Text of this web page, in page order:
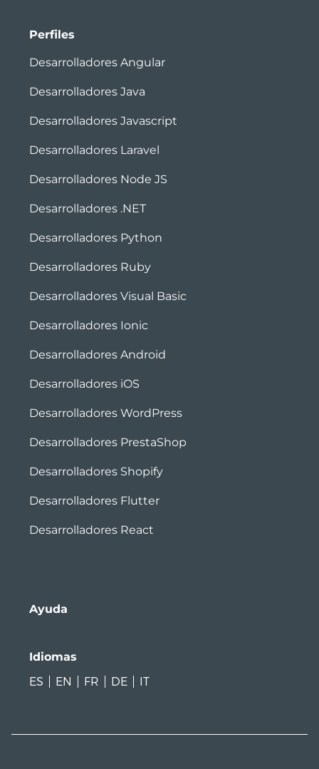
Perfiles
Desarrolladores Angular
Desarrolladores Java
Desarrolladores Javascript
Desarrolladores Laravel
Desarrolladores Node JS
Desarrolladores .NET
Desarrolladores Python
Desarrolladores Ruby
Desarrolladores Visual Basic
Desarrolladores Ionic
Desarrolladores Android
Desarrolladores iOS
Desarrolladores WordPress
Desarrolladores PrestaShop
Desarrolladores Shopify
Desarrolladores Flutter
Desarrolladores React
Ayuda
Idiomas
ES
EN FR DE IT